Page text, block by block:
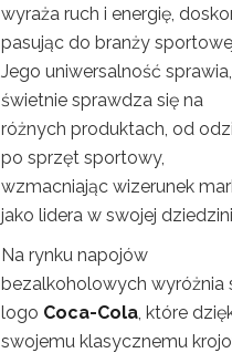
wyraża ruch i energię,
pasując do branży
Jego uniwersalność
świetnie sprawdza się na
różnych produktach, od
po sprzęt sportowy,
wzmacniając wizerunek
jako lidera w swojej
Na rynku napojów
bezalkoholowych wyróżnia
logo Coca-Cola , które
swojemu klasycznemu